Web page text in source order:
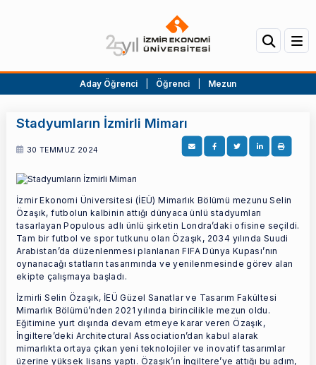
Aday Öğrenci Öğrenci Mezun
Stadyumların İzmirli Mimarı
30 TEMMUZ 2024
İzmir Ekonomi Üniversitesi (İEÜ) Mimarlık Bölümü mezunu Selin
Özaşık, futbolun kalbinin attığı dünyaca ünlü stadyumları
tasarlayan Populous adlı ünlü şirketin Londra’daki ofisine seçildi.
Tam bir futbol ve spor tutkunu olan Özaşık, 2034 yılında Suudi
Arabistan’da düzenlenmesi planlanan FIFA Dünya Kupası’nın
oynanacağı statların tasarımında ve yenilenmesinde görev alan
ekipte çalışmaya başladı.
İzmirli Selin Özaşık, İEÜ Güzel Sanatlar ve Tasarım Fakültesi
Mimarlık Bölümü’nden 2021 yılında birincilikle mezun oldu.
Eğitimine yurt dışında devam etmeye karar veren Özaşık,
İngiltere’deki Architectural Association’dan kabul alarak
mimarlıkta ortaya çıkan yeni teknolojiler ve inovatif tasarımlar
üzerine yüksek lisans yaptı. Özaşık’ın İngiltere’ye attığı bu adım,